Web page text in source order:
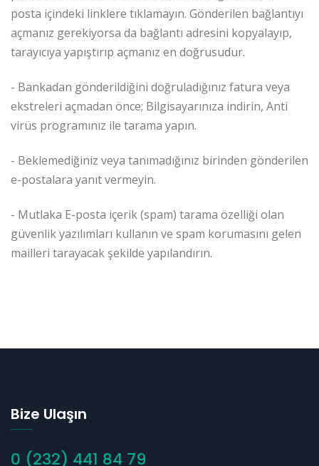
posta içindeki linklere tıklamayın. Gönderilen bağlantıyı
açmanız gerekiyorsa da bağlantı adresini kopyalayıp,
tarayıcıya yapıştırıp açmanız en doğrusudur.
- Bankadan gönderildiğini doğruladığınız fatura veya
ekstreleri açmadan önce; Bilgisayarınıza indirin, Anti
virüs programınız ile tarama yapın.
- Beklemediğiniz veya tanımadığınız birinden gönderilen
e-postalara yanıt vermeyin.
- Mutlaka E-posta içerik (spam) tarama özelliği olan
güvenlik yazılımları kullanın ve spam korumasını gelen
mailleri tarayacak şekilde yapılandırın.
Bize Ulaşın
0 (232) 441 84 79